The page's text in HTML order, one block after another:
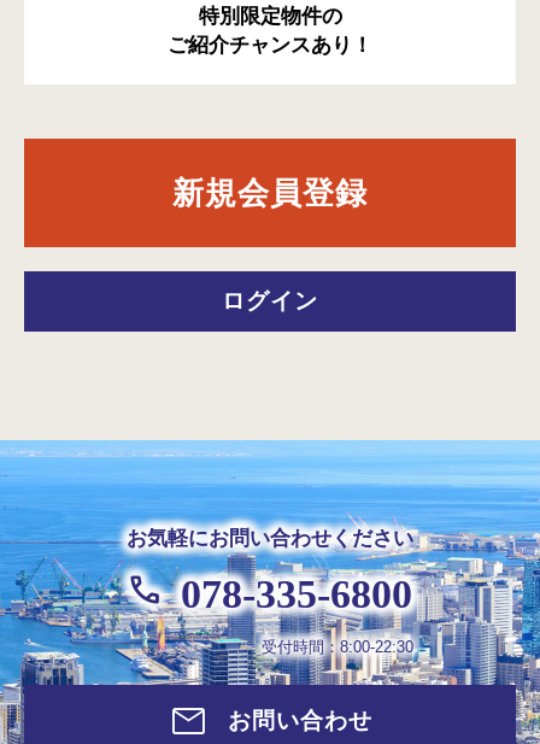
特別限定物件の
ご紹介チャンスあり！
新規会員登録
ログイン
お気軽にお問い合わせください
078-335-6800
受付時間：8:00-22:30
お問い合わせ